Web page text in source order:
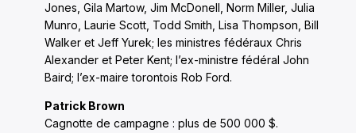
Jones, Gila Martow, Jim McDonell, Norm Miller, Julia
Munro, Laurie Scott, Todd Smith, Lisa Thompson, Bill
Walker et Jeff Yurek; les ministres fédéraux Chris
Alexander et Peter Kent; l’ex-ministre fédéral John
Baird; l’ex-maire torontois Rob Ford.
Patrick Brown
Cagnotte de campagne : plus de 500 000 $.